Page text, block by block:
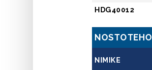
HDG40012
NIMIKE